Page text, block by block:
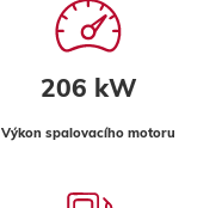
206 kW
Výkon spalovacího motoru